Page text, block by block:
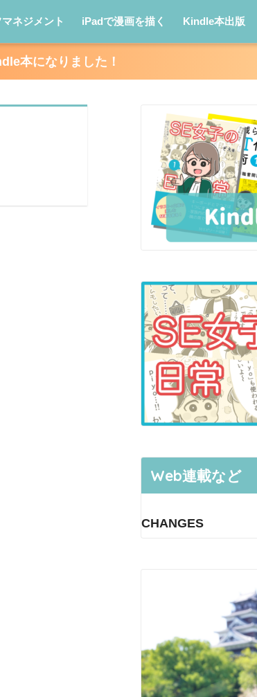
ネジメント iPadで漫画を描く Kindle本出版
本になりました！
Web連載など
CHANGES